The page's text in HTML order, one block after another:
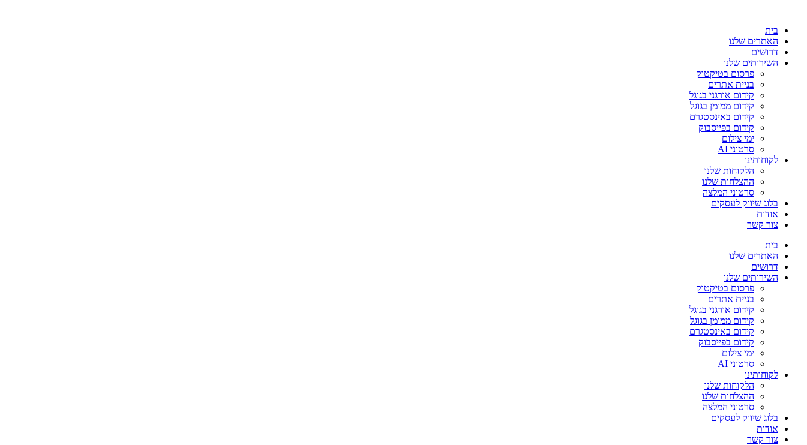
בית
האתרים שלנו
דרושים
השירותים שלנו
פרסום בטיקטוק
בניית אתרים
קידום אורגני בגוגל
קידום ממומן בגוגל
קידום באינסטגרם
קידום בפייסבוק
ימי צילום
סרטוני AI
לקוחותינו
הלקוחות שלנו
ההצלחות שלנו
סרטוני המלצה
בלוג שיווק לעסקים
אודות
צור קשר
בית
האתרים שלנו
דרושים
השירותים שלנו
פרסום בטיקטוק
בניית אתרים
קידום אורגני בגוגל
קידום ממומן בגוגל
קידום באינסטגרם
קידום בפייסבוק
ימי צילום
סרטוני AI
לקוחותינו
הלקוחות שלנו
ההצלחות שלנו
סרטוני המלצה
בלוג שיווק לעסקים
אודות
צור קשר